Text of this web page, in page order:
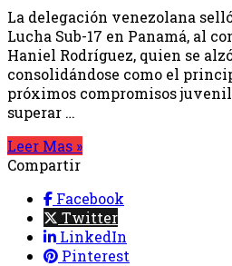
La delegación venezolana
Lucha Sub-17 en Panamá, al
Haniel Rodríguez, quien se
consolidándose como el
próximos compromisos
superar …
Leer Mas »
Compartir
Facebook
Twitter
LinkedIn
Pinterest